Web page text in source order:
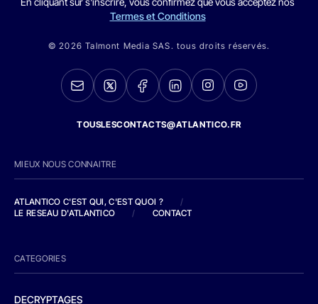
Termes et Conditions
© 2026 Talmont Media SAS. tous droits réservés.
TOUSLESCONTACTS@ATLANTICO.FR
MIEUX NOUS CONNAITRE
ATLANTICO C'EST QUI, C'EST QUOI ?
/
LE RESEAU D'ATLANTICO
/ CONTACT
CATEGORIES
DECRYPTAGES